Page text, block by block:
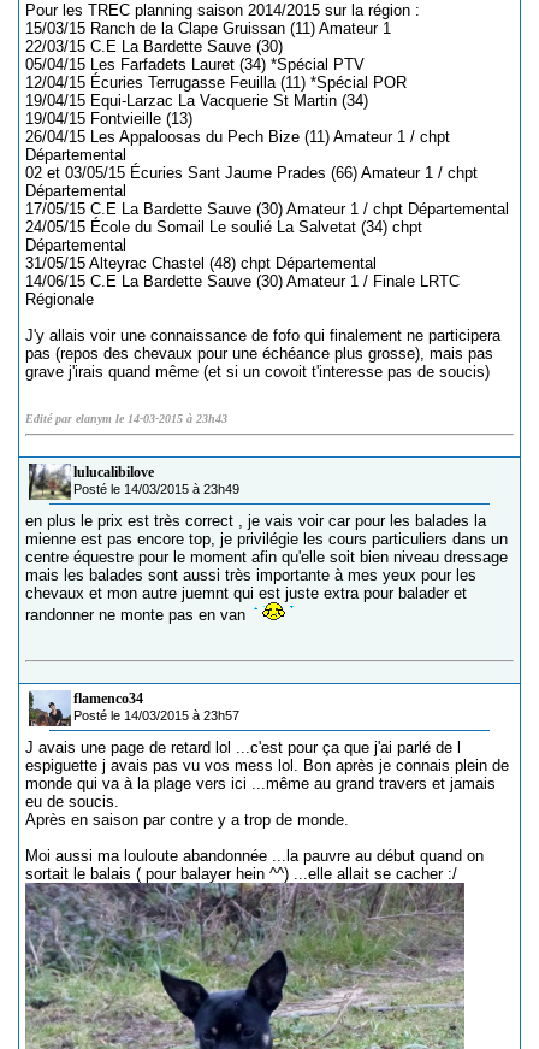
Pour les TREC planning saison 2014/2015 sur la région :
15/03/15 Ranch de la Clape Gruissan (11) Amateur 1
22/03/15 C.E La Bardette Sauve (30)
05/04/15 Les Farfadets Lauret (34) *Spécial PTV
12/04/15 Écuries Terrugasse Feuilla (11) *Spécial POR
19/04/15 Equi-Larzac La Vacquerie St Martin (34)
19/04/15 Fontvieille (13)
26/04/15 Les Appaloosas du Pech Bize (11) Amateur 1 / chpt
Départemental
02 et 03/05/15 Écuries Sant Jaume Prades (66) Amateur 1 / chpt
Départemental
17/05/15 C.E La Bardette Sauve (30) Amateur 1 / chpt Départemental
24/05/15 École du Somail Le soulié La Salvetat (34) chpt
Départemental
31/05/15 Alteyrac Chastel (48) chpt Départemental
14/06/15 C.E La Bardette Sauve (30) Amateur 1 / Finale LRTC
Régionale
J'y allais voir une connaissance de fofo qui finalement ne participera
pas (repos des chevaux pour une échéance plus grosse), mais pas
grave j'irais quand même (et si un covoit t'interesse pas de soucis)
Edité par elanym le 14-03-2015 à 23h43
lulucalibilove
Posté le 14/03/2015 à 23h49
en plus le prix est très correct , je vais voir car pour les balades la
mienne est pas encore top, je privilégie les cours particuliers dans un
centre équestre pour le moment afin qu'elle soit bien niveau dressage
mais les balades sont aussi très importante à mes yeux pour les
chevaux et mon autre juemnt qui est juste extra pour balader et
randonner ne monte pas en van
flamenco34
Posté le 14/03/2015 à 23h57
J avais une page de retard lol ...c'est pour ça que j'ai parlé de l
espiguette j avais pas vu vos mess lol. Bon après je connais plein de
monde qui va à la plage vers ici ...même au grand travers et jamais
eu de soucis.
Après en saison par contre y a trop de monde.
Moi aussi ma louloute abandonnée ...la pauvre au début quand on
sortait le balais ( pour balayer hein ^^) ...elle allait se cacher :/